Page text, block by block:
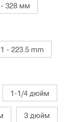
328 мм
- 223.5 mm
1-1/4 дюйм
3 дюйм